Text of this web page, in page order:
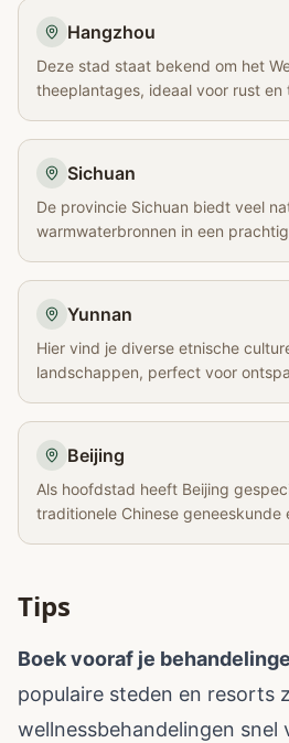
Hangzhou
Deze stad staat bekend om het
theeplantages, ideaal voor rust en
Sichuan
De provincie Sichuan biedt veel
warmwaterbronnen in een
Yunnan
Hier vind je diverse etnische
landschappen, perfect voor
Beijing
Als hoofdstad heeft Beijing
traditionele Chinese geneeskunde
Tips
Boek vooraf je
populaire steden en resorts
wellnessbehandelingen snel